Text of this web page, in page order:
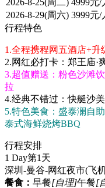
行程特色
1.全程携程网五酒店+升
2.网红必打卡：郑王庙·
3.超值赠送：粉色沙滩
拉
4.经典不错过：快艇沙
5.特色美食：盛泰澜自
泰式海鲜烧烤BBQ
行程安排
1 Day第1天
深圳-曼谷-网红夜市(飞
餐食： 早餐[自理]午餐[